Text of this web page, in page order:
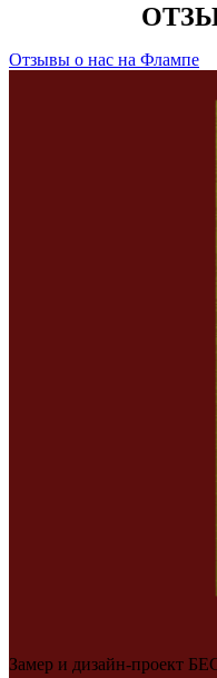
Отзывы о нас на Флампе
Замер и дизайн-проект